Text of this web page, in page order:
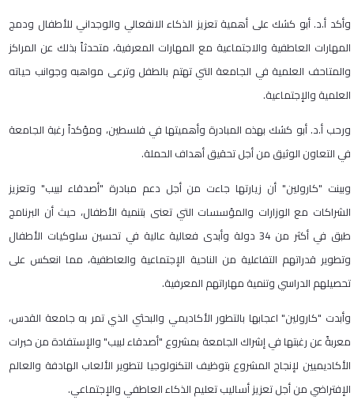
وأكد أ.د. أبو كشك على أهمية تعزيز الذكاء الانفعالي والوجداني للأطفال ودمج
المهارات العاطفية والاجتماعية مع المهارات المعرفية، متحدثاً بذلك عن المراكز
والمتاحف العلمية في الجامعة التي تهتم بالطفل وترعى مواهبه وجوانب حياته
العلمية والإجتماعية.
ورحب أ.د. أبو كشك بهذه المبادرة وأهميتها في فلسطين، ومؤكداً رغبة الجامعة
في التعاون الوثيق من أجل تحقيق أهداف الحملة.
وبينت "كارولين" أن زيارتها جاءت من أجل دعم مبادرة "أصدقاء لبيب" وتعزيز
الشراكات مع الوزارات والمؤسسات التي تعنى بتنمية الأطفال، حيث أن البرنامج
طبق في أكثر من 34 دولة وأبدى فعالية عالية في تحسين سلوكيات الأطفال
وتطوير قدراتهم التفاعلية من الناحية الإجتماعية والعاطفية، مما انعكس على
تحصيلهم الدراسي وتنمية مهاراتهم المعرفية.
وأبدت "كارولين" اعجابها بالتطور الأكاديمي والبحثي الذي تمر به جامعة القدس،
معربةً عن رغبتها في إشراك الجامعة بمشروع "أصدقاء لبيب" والإستفادة من خبرات
الأكاديميين لإنجاح المشروع بتوظيف التكنولوجيا لتطوير الألعاب الهادفة والعالم
الإفتراضي من أجل تعزيز أساليب تعليم الذكاء العاطفي والإجتماعي.